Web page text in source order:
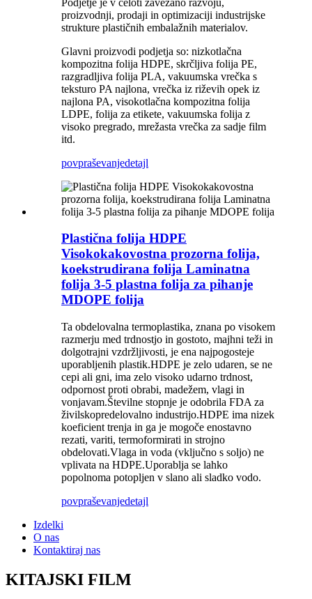
proizvodnji, prodaji in optimizaciji industrijske
strukture plastičnih embalažnih materialov.
Glavni proizvodi podjetja so: nizkotlačna
kompozitna folija HDPE, skrčljiva folija PE,
razgradljiva folija PLA, vakuumska vrečka s
teksturo PA najlona, ​​vrečka iz riževih opek iz
najlona PA, visokotlačna kompozitna folija
LDPE, folija za etikete, vakuumska folija z
visoko pregrado, mrežasta vrečka za sadje film
itd.
povpraševanjedetajl
Plastična folija HDPE
Visokokakovostna prozorna folija,
koekstrudirana folija Laminatna
folija 3-5 plastna folija za pihanje
MDOPE folija
Ta obdelovalna termoplastika, znana po visokem
razmerju med trdnostjo in gostoto, majhni teži in
dolgotrajni vzdržljivosti, je ena najpogosteje
uporabljenih plastik.HDPE je zelo udaren, se ne
cepi ali gni, ima zelo visoko udarno trdnost,
odpornost proti obrabi, madežem, vlagi in
vonjavam.Številne stopnje je odobrila FDA za
živilskopredelovalno industrijo.HDPE ima nizek
koeficient trenja in ga je mogoče enostavno
rezati, variti, termoformirati in strojno
obdelovati.Vlaga in voda (vključno s soljo) ne
vplivata na HDPE.Uporablja se lahko
popolnoma potopljen v slano ali sladko vodo.
povpraševanjedetajl
Izdelki
O nas
Kontaktiraj nas
KITAJSKI FILM